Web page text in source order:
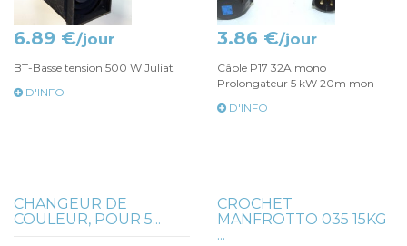
6.89 €/jour
BT-Basse tension 500 W Juliat
D'INFO
3.86 €/jour
Câble P17 32A mono
Prolongateur 5 kW 20m mon
D'INFO
CHANGEUR DE
COULEUR, POUR 5...
CROCHET
MANFROTTO 035 15KG
...